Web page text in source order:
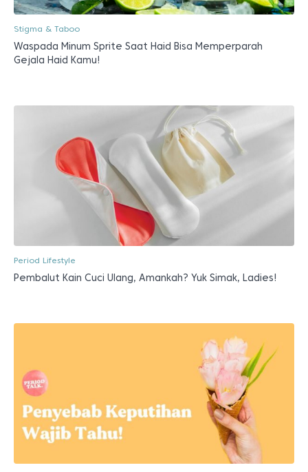
Stigma & Taboo
Waspada Minum Sprite Saat Haid Bisa Memperparah
Gejala Haid Kamu!
Period Lifestyle
Pembalut Kain Cuci Ulang, Amankah? Yuk Simak, Ladies!